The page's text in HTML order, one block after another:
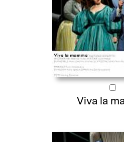
Viva la